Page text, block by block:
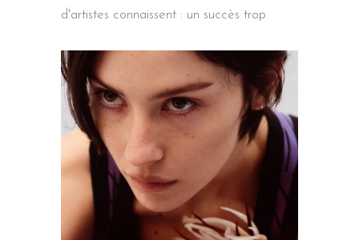
d'artistes connaissent : un succès trop